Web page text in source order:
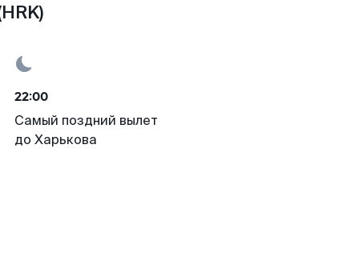
22:00
Самый поздний вылет
до Харькова